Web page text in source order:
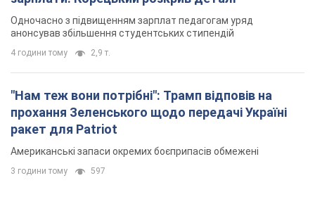
Одночасно з підвищенням зарплат педагогам уряд
анонсував збільшення студентських стипендій
4 години тому 2,9 т.
"Нам теж вони потрібні": Трамп відповів на
прохання Зеленського щодо передачі Україні
ракет для Patriot
Американські запаси окремих боєприпасів обмежені
3 години тому 597